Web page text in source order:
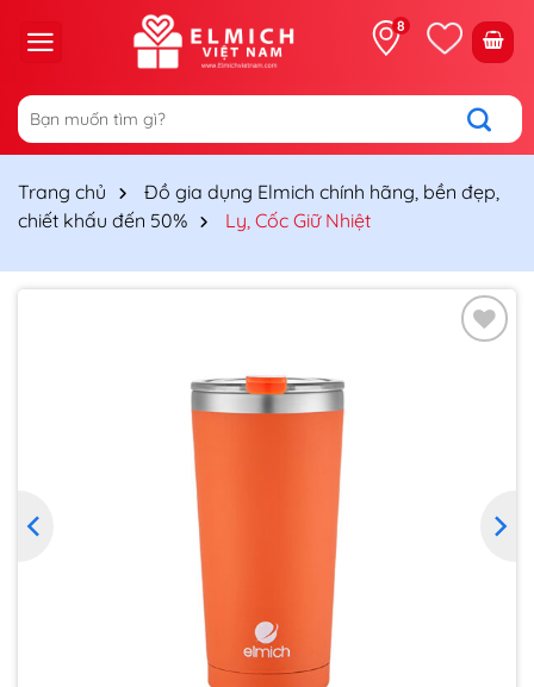
đến
dung
8
Tìm
kiếm:
Trang chủ
Đồ gia dụng Elmich chính hãng, bền đẹp,
chiết khấu đến 50%
Ly, Cốc Giữ Nhiệt